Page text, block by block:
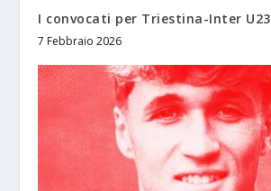
I convocati per Triestina-Inter U23
7 Febbraio 2026